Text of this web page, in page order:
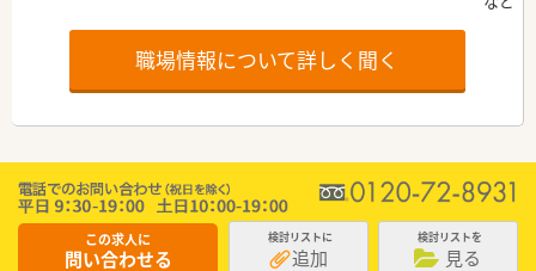
職場情報について詳しく聞く
この求人に
問い合わせる
検討リストに
追加
検討リストを
見る